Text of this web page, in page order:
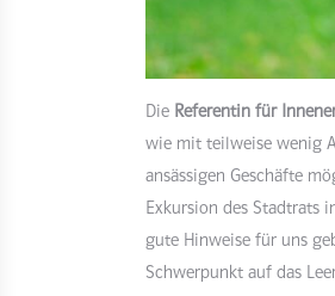
Die Referentin für
wie mit teilweise wenig
ansässigen Geschäfte
Exkursion des Stadtrats
gute Hinweise für uns
Schwerpunkt auf das